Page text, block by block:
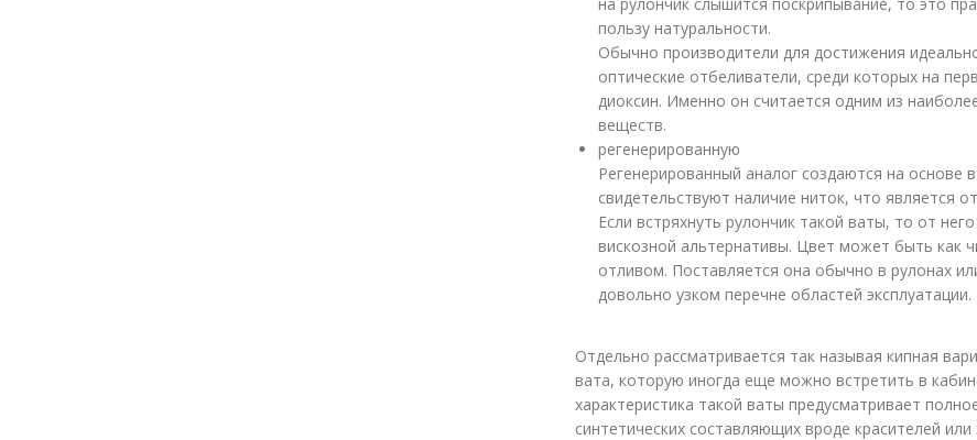
пользу натуральности.
Обычно производители для достижения
оптические отбеливатели, среди которых на
диоксин. Именно он считается одним из
веществ.
регенерированную
Регенерированный аналог создаются на основе
свидетельствуют наличие ниток, что является
Если встряхнуть рулончик такой ваты, то от
вискозной альтернативы. Цвет может быть как
отливом. Поставляется она обычно в рулонах
довольно узком перечне областей эксплуатации.
Отдельно рассматривается так называя кипная
вата, которую иногда еще можно встретить в
характеристика такой ваты предусматривает
синтетических составляющих вроде красителей